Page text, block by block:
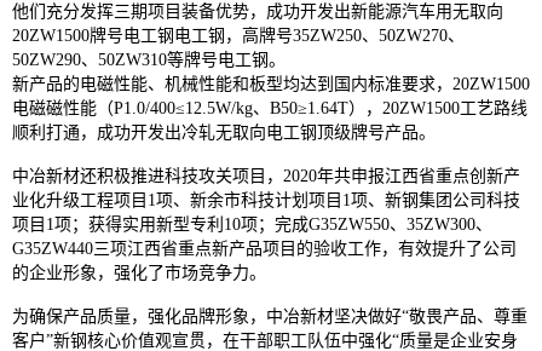
他们充分发挥三期项目装备优势，成功开发出新能源汽车用无取向
20ZW1500牌号电工钢电工钢，高牌号35ZW250、50ZW270、
50ZW290、50ZW310等牌号电工钢。
新产品的电磁性能、机械性能和板型均达到国内标准要求，20ZW1500
电磁磁性能（P1.0/400≤12.5W/kg、B50≥1.64T），20ZW1500工艺路线
顺利打通，成功开发出冷轧无取向电工钢顶级牌号产品。
中冶新材还积极推进科技攻关项目，2020年共申报江西省重点创新产
业化升级工程项目1项、新余市科技计划项目1项、新钢集团公司科技
项目1项；获得实用新型专利10项；完成G35ZW550、35ZW300、
G35ZW440三项江西省重点新产品项目的验收工作，有效提升了公司
的企业形象，强化了市场竞争力。
为确保产品质量，强化品牌形象，中冶新材坚决做好“敬畏产品、尊重
客户”新钢核心价值观宣贯，在干部职工队伍中强化“质量是企业安身